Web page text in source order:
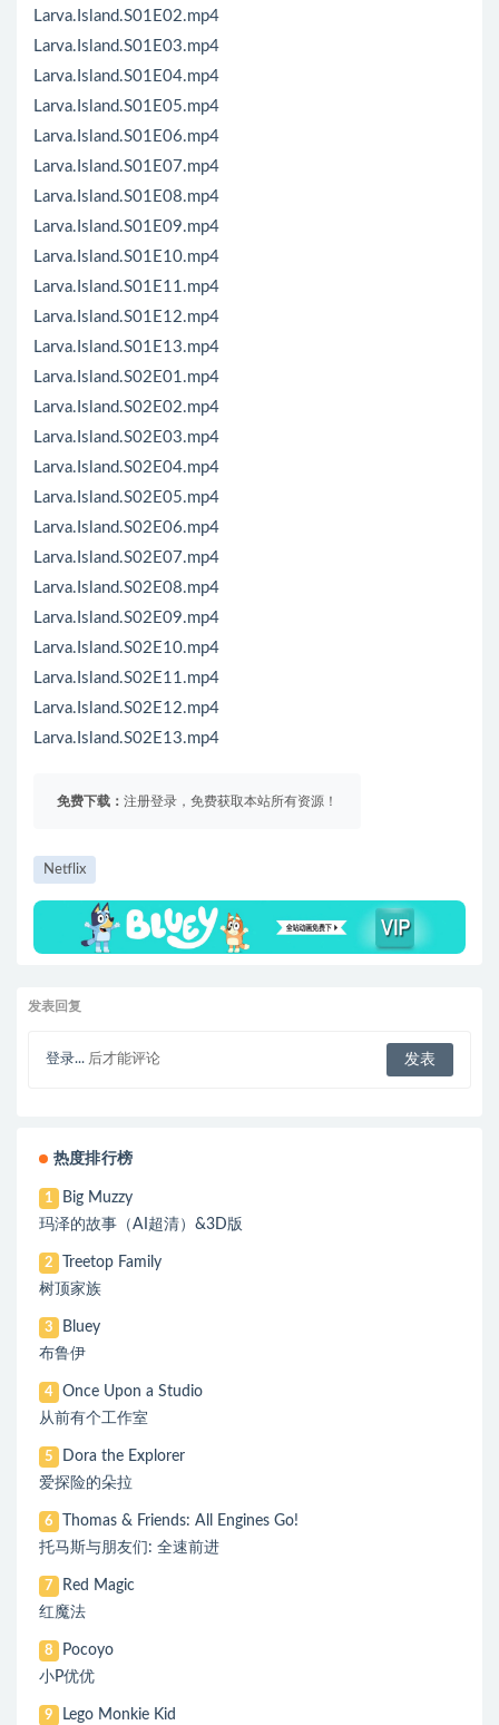
Larva.Island.S01E02.mp4
Larva.Island.S01E03.mp4
Larva.Island.S01E04.mp4
Larva.Island.S01E05.mp4
Larva.Island.S01E06.mp4
Larva.Island.S01E07.mp4
Larva.Island.S01E08.mp4
Larva.Island.S01E09.mp4
Larva.Island.S01E10.mp4
Larva.Island.S01E11.mp4
Larva.Island.S01E12.mp4
Larva.Island.S01E13.mp4
Larva.Island.S02E01.mp4
Larva.Island.S02E02.mp4
Larva.Island.S02E03.mp4
Larva.Island.S02E04.mp4
Larva.Island.S02E05.mp4
Larva.Island.S02E06.mp4
Larva.Island.S02E07.mp4
Larva.Island.S02E08.mp4
Larva.Island.S02E09.mp4
Larva.Island.S02E10.mp4
Larva.Island.S02E11.mp4
Larva.Island.S02E12.mp4
Larva.Island.S02E13.mp4
免费下载： 注册登录，免费获取本站所有资源！
Netflix
发表回复
登录... 后才能评论
热度排行榜
1
Big Muzzy
玛泽的故事（AI超清）&3D版
2
Treetop Family
树顶家族
3
Bluey
布鲁伊
4
Once Upon a Studio
从前有个工作室
5
Dora the Explorer
爱探险的朵拉
6
Thomas & Friends: All Engines Go!
托马斯与朋友们: 全速前进
7
Red Magic
红魔法
8
Pocoyo
小P优优
9
Lego Monkie Kid